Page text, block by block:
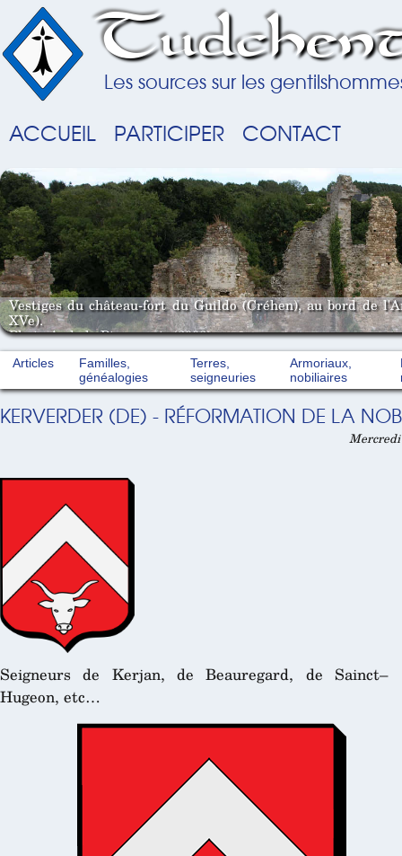
Les sources sur les
ACCUEIL PARTICIPER CONTACT
Vestiges du château-fort du Guildo (Créhen), au bord de
XVe).
Photo A. de la Pinsonnais (2008).
Articles
Familles,
généalogies
Terres,
seigneuries
Armoriaux,
nobiliaires
KERVERDER (DE) - RÉFORMATION DE LA
Seigneurs de Kerjan, de Beauregard, de Sainct–
Hugeon, etc…